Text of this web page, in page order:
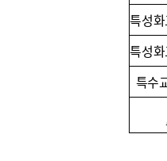
특성
특성
특수